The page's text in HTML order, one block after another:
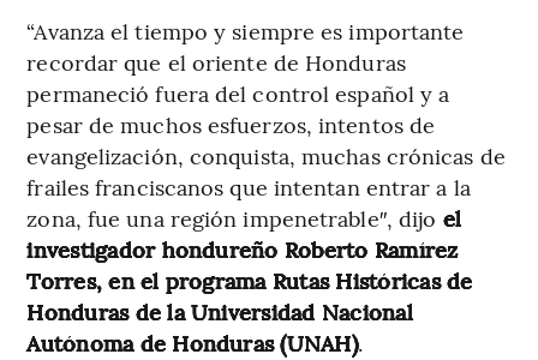
“Avanza el tiempo y siempre es importante
recordar que el oriente de Honduras
permaneció fuera del control español y a
pesar de muchos esfuerzos, intentos de
evangelización, conquista, muchas crónicas de
frailes franciscanos que intentan entrar a la
zona, fue una región impenetrable″, dijo el
investigador hondureño Roberto Ramírez
Torres, en el programa Rutas Históricas de
Honduras de la Universidad Nacional
Autónoma de Honduras (UNAH).